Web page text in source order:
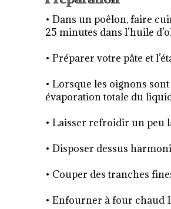
• Dans un poêlon, faire
25 minutes dans l’huile
• Préparer votre pâte et
• Lorsque les oignons
évaporation totale du
• Laisser refroidir un peu
• Disposer dessus
• Couper des tranches
• Enfourner à four chaud